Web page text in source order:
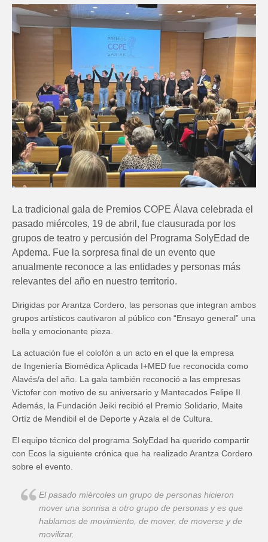
La tradicional gala de Premios COPE Álava celebrada el
pasado miércoles, 19 de abril, fue clausurada por los
grupos de teatro y percusión del Programa SolyEdad de
Apdema. Fue la sorpresa final de un evento que
anualmente reconoce a las entidades y personas más
relevantes del año en nuestro territorio.
Dirigidas por Arantza Cordero, las personas que integran ambos
grupos artísticos cautivaron al público con “Ensayo general” una
bella y emocionante pieza.
La actuación fue el colofón a un acto en el que la empresa
de Ingeniería Biomédica Aplicada I+MED fue reconocida como
Alavés/a del año. La gala también reconoció a las empresas
Victofer con motivo de su aniversario y Mantecados Felipe II.
Además, la Fundación Jeiki recibió el Premio Solidario, Maite
Ortíz de Mendibil el de Deporte y Azala el de Cultura.
El equipo técnico del programa SolyEdad ha querido compartir
con Ecos la siguiente crónica que ha realizado Arantza Cordero
sobre el evento.
El pasado miércoles un grupo de personas hicieron
mover una sonrisa a otro grupo de personas y es que
hablamos de movimiento, de mover, de moverse y de
movilizar.